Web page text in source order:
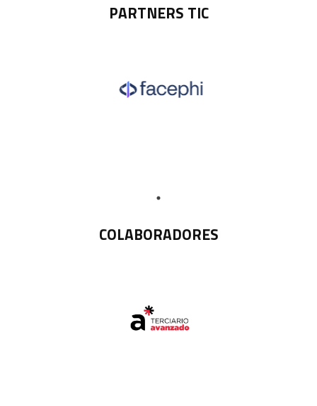
PARTNERS TIC
COLABORADORES